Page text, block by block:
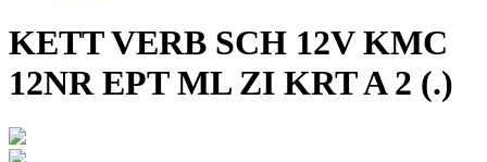
KETT VERB SCH 12V KMC
12NR EPT ML ZI KRT A 2 (.)